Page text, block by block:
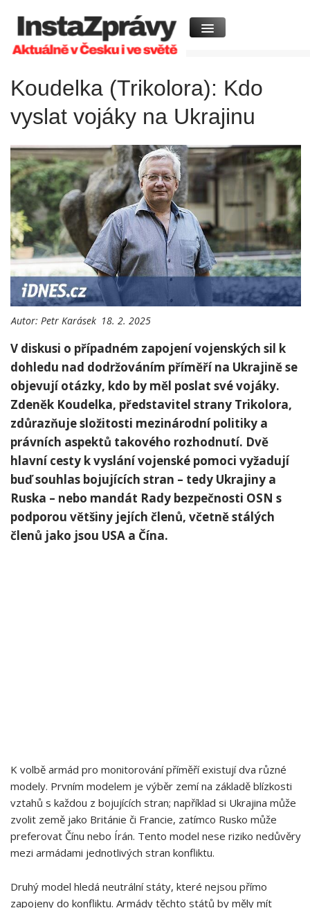
Koudelka (Trikolora): Kdo
vyslat vojáky na Ukrajinu
Autor: Petr Karásek 18. 2. 2025
V diskusi o případném zapojení vojenských sil k
dohledu nad dodržováním příměří na ​Ukrajině se
⁤objevují otázky, kdo⁤ by měl poslat ​své vojáky.
Zdeněk Koudelka, představitel strany Trikolora,
zdůrazňuje složitosti⁤ mezinárodní ⁣politiky ‌a
právních aspektů ⁢takového‌ rozhodnutí.‍ Dvě
hlavní cesty k vyslání vojenské pomoci vyžadují
buď souhlas ‍bojujících stran – tedy ​Ukrajiny ‌a
Ruska – ‌nebo mandát Rady⁢ bezpečnosti ‌OSN ​s
podporou většiny jejích členů, včetně stálých
členů jako jsou USA a Čína.
K volbě armád pro monitorování příměří existují dva různé
modely. Prvním modelem je výběr zemí na základě ‌blízkosti
vztahů s každou z bojujících stran; například si Ukrajina může
‌zvolit ⁣země ⁣jako Británie ⁣či Francie, ​zatímco Rusko ⁣může
preferovat Čínu nebo⁣ Írán. Tento model nese⁣ riziko nedůvěry
mezi armádami jednotlivých stran ⁣konfliktu.
Druhý model‌ hledá neutrální státy, které nejsou přímo
zapojeny do konfliktu.⁤ Armády ‌těchto států by měly mít